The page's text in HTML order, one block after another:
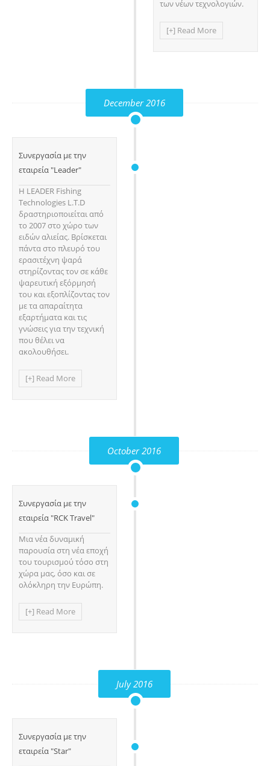
των νέων τεχνολογιών.
[+] Read More
December 2016
Συνεργασία με την
εταιρεία "Leader"
Η LEADER Fishing
Technologies L.T.D
δραστηριοποιείται από
το 2007 στο χώρο των
ειδών αλιείας. Βρίσκεται
πάντα στο πλευρό του
ερασιτέχνη ψαρά
στηρίζοντας τον σε κάθε
ψαρευτική εξόρμησή
του και εξοπλίζοντας τον
με τα απαραίτητα
εξαρτήματα και τις
γνώσεις για την τεχνική
που θέλει να
ακολουθήσει.
[+] Read More
October 2016
Συνεργασία με την
εταιρεία "RCK Travel"
Μια νέα δυναμική
παρουσία στη νέα εποχή
του τουρισμού τόσο στη
χώρα μας, όσο και σε
ολόκληρη την Ευρώπη.
[+] Read More
July 2016
Συνεργασία με την
εταιρεία "Star"